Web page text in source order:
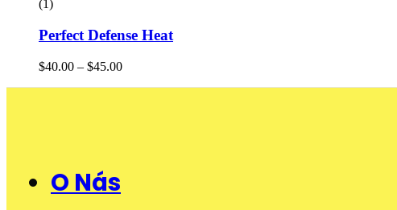
(1)
Perfect Defense Heat
$40.00 – $45.00Price
O Nás